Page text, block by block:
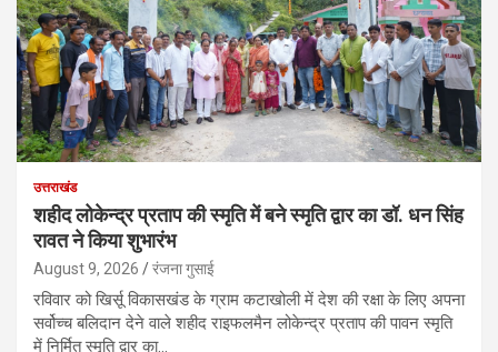
उत्तराखंड
शहीद लोकेन्द्र प्रताप की स्मृति में बने स्मृति द्वार का डॉ. धन सिंह
रावत ने किया शुभारंभ
August 9, 2026 रंजना गुसाई
रविवार को खिर्सू विकासखंड के ग्राम कटाखोली में देश की रक्षा के लिए अपना
सर्वोच्च बलिदान देने वाले शहीद राइफलमैन लोकेन्द्र प्रताप की पावन स्मृति
में निर्मित स्मृति द्वार का…